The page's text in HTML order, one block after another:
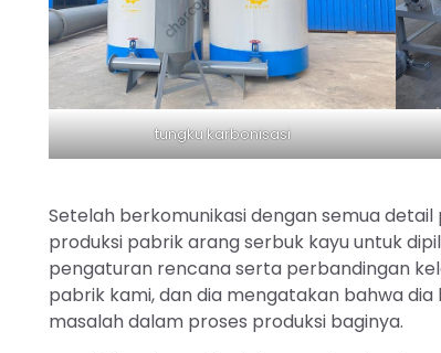
tungku karbonisasi
Setelah berkomunikasi dengan semua
produksi pabrik arang serbuk kayu untuk
pengaturan rencana serta perbandingan
pabrik kami, dan dia mengatakan bahwa
masalah dalam proses produksi baginya.